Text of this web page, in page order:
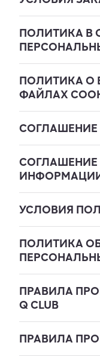
ПОЛИТИКА В
ПОЛИТИКА О
ФАЙЛАХ
УСЛОВИЯ
ПОЛИТИКА
ПРАВИЛА
Q CLUB
ПРАВИЛА